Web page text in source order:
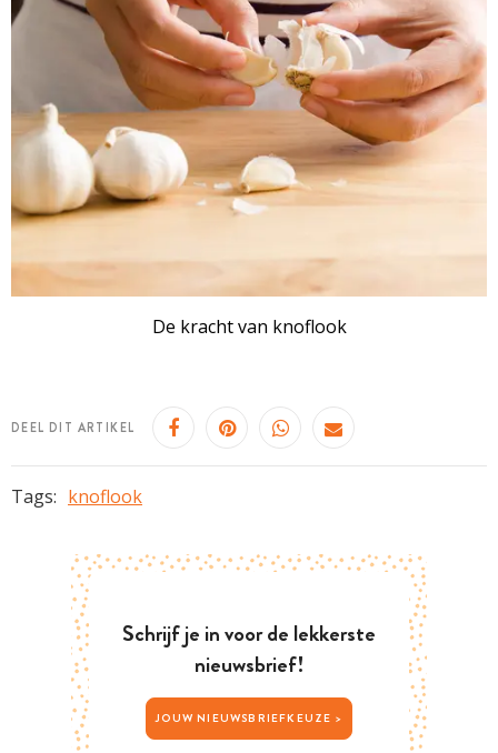
De kracht van knoflook
DEEL DIT ARTIKEL
Tags: knoflook
Schrijf je in voor de lekkerste
nieuwsbrief!
JOUW NIEUWSBRIEFKEUZE >